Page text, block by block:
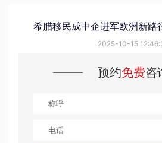
希腊移民成中企进军欧洲新路
2025-10-15
预约免费咨